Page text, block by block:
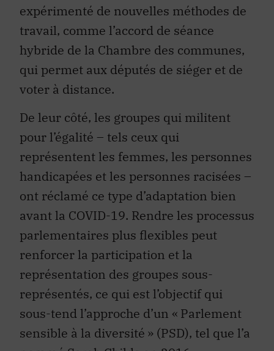
expérimenté de nouvelles méthodes de
travail, comme l’accord de séance
hybride de la Chambre des communes,
qui permet aux députés de siéger et de
voter à distance.
De leur côté, les groupes qui militent
pour l’égalité – tels ceux qui
représentent les femmes, les personnes
handicapées et les personnes racisées –
ont réclamé ce type d’adaptation bien
avant la COVID-19. Rendre les processus
parlementaires plus flexibles peut
renforcer la participation et la
représentation des groupes sous-
représentés, ce qui est l’objectif qui
sous-tend l’approche d’un « Parlement
sensible à la diversité » (PSD), tel que l’a